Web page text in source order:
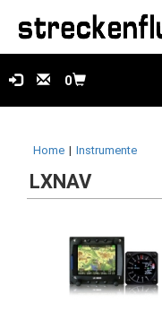
0
Home | Instrumente
LXNAV